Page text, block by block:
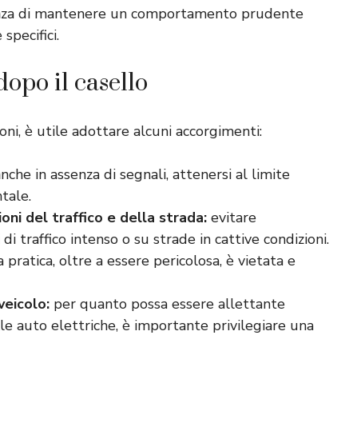
di mantenere un comportamento prudente
specifici.
il casello
è utile adottare alcuni accorgimenti:
in assenza di segnali, attenersi al limite
del traffico e della strada: evitare
traffico intenso o su strade in cattive condizioni.
pratica, oltre a essere pericolosa, è vietata e
per quanto possa essere allettante
auto elettriche, è importante privilegiare una